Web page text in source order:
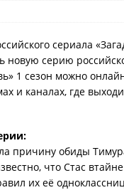
сериала
новую серию
1 сезон можно
и каналах, где
причину обиды
что Стас
их её